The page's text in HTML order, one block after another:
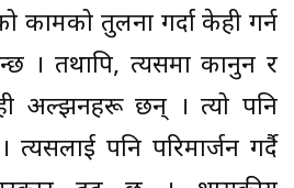
कामको तुलना गर्दा केही गर्न
। तथापि, त्यसमा कानुन र
अल्झनहरू छन् । त्यो पनि
त्यसलाई पनि परिमार्जन गर्दै